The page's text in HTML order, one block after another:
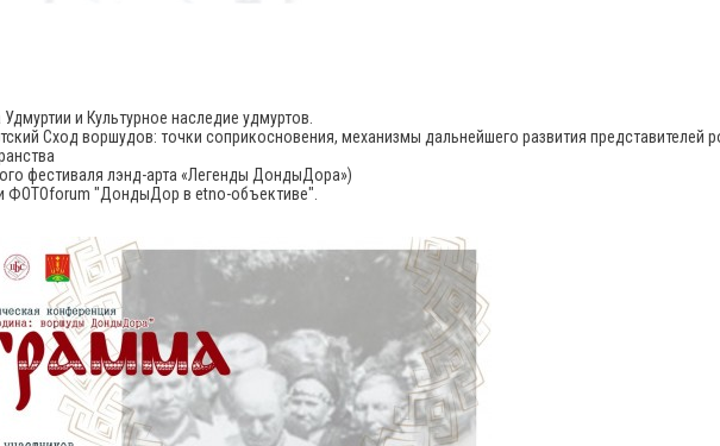
и Культурное наследие удмуртов.
Сход воршудов: точки соприкосновения, механизмы дальнейшего развития представителей
фестиваля лэнд-арта «Легенды ДондыДора»)
ФОТОforum "ДондыДор в etno-объективе".